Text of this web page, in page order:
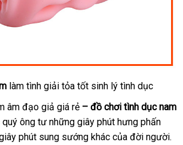
làm tình giải tỏa tốt sinh lý tình dục
âm đạo giả giá rẻ – đồ chơi tình dục nam
quý ông tư vệ
sinh
những giây phút hưng phấn
phút sung sướng khác thanh
của đời ngườilớn
.